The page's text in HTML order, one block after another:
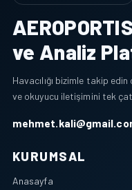
ve Analiz
Havacılığı bizimle takip
ve okuyucu iletişimini tek
KURUMSAL
Anasayfa